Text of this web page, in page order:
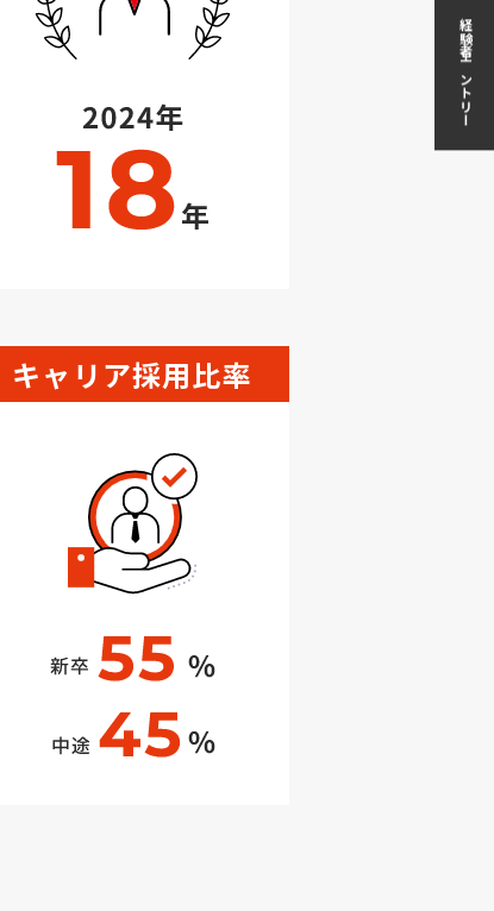
キャリア採用比率
経験者エントリー